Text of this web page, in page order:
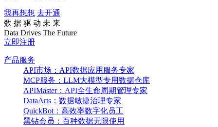
我再想想 去开通
数 据 驱 动 未 来
Data Drives The Future
立即注册
产品服务
API市场：API数据应用服务专家
MCP服务：LLM大模型专用数据仓库
APIMaster：API全生命周期管理专家
DataArts：数据敏捷治理专家
QuickBot：高效率数字化员工
黑钻会员：百种数据无限使用